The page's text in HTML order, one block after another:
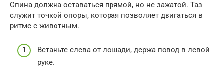
Спина должна оставаться прямой, но не зажатой. Таз
служит точкой опоры, которая позволяет двигаться в
ритме с животным.
Встаньте слева от лошади, держа повод в левой
руке.